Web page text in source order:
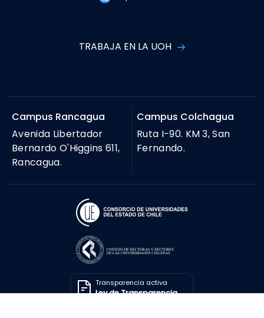
TRABAJA EN LA UOH
Campus Rancagua
Avenida Libertador
Bernardo O'Higgins 611,
Rancagua.
Campus Colchagua
Ruta I-90. KM 3, San
Fernando.
Transparencia activa
Ley de Transparencia